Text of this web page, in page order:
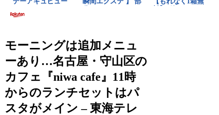
モーニングは追加メニュ
ーあり…名古屋・守山区の
カフェ『niwa cafe』11時
からのランチセットはパ
スタがメイン – 東海テレ